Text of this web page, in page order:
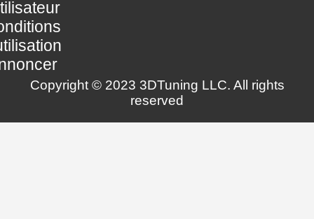
Copyright © 2023 3DTuning LLC. All rights
reserved